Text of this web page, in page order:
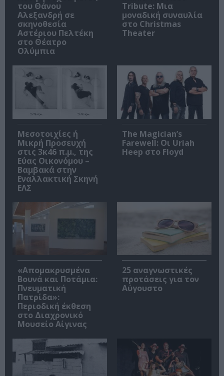
του Θάνου
Αλεξανδρή σε
σκηνοθεσία
Αστέριου Πελτέκη
στο Θέατρο
Ολύμπια
Tribute: Μια
μοναδική συναυλία
στο Christmas
Theater
Μεσοτοιχίες ή
Μικρή Προσευχή
στις 3κ46 π.μ., της
Εύας Οικονόμου –
Βαμβακά στην
Εναλλακτική Σκηνή
ΕΛΣ
The Magician’s
Farewell: Οι Uriah
Heep στο Floyd
«Απομακρυσμένα
Βουνά και Ποτάμια:
Πνευματική
Πατρίδα»:
Περιοδική έκθεση
στο Διαχρονικό
Μουσείο Αίγινας
25 αναγνωστικές
προτάσεις για τον
Αύγουστο